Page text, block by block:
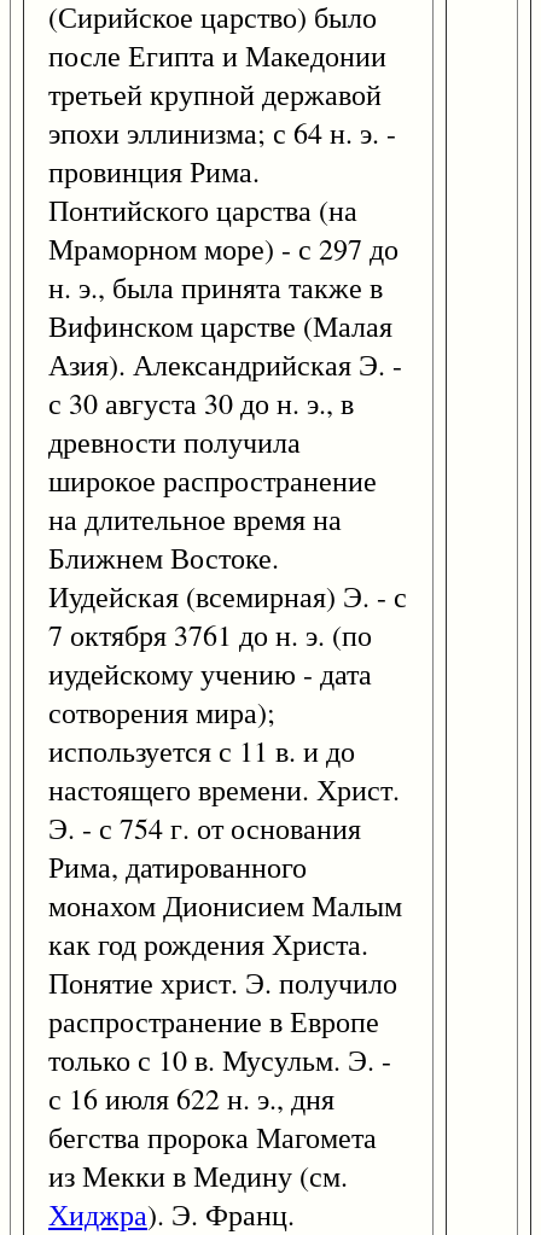
(Сирийское царство) было
после Египта и Македонии
третьей крупной державой
эпохи эллинизма; с 64 н. э. -
провинция Рима.
Понтийского царства (на
Мраморном море) - с 297 до
н. э., была принята также в
Вифинском царстве (Малая
Азия). Александрийская Э. -
с 30 августа 30 до н. э., в
древности получила
широкое распространение
на длительное время на
Ближнем Востоке.
Иудейская (всемирная) Э. - с
7 октября 3761 до н. э. (по
иудейскому учению - дата
сотворения мира);
используется с 11 в. и до
настоящего времени. Христ.
Э. - с 754 г. от основания
Рима, датированного
монахом Дионисием Малым
как год рождения Христа.
Понятие христ. Э. получило
распространение в Европе
только с 10 в. Мусульм. Э. -
с 16 июля 622 н. э., дня
бегства пророка Магомета
из Мекки в Медину (см.
Хиджра). Э. Франц.